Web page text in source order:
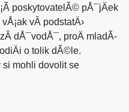
poskytovatelÃ© pÅ¯jÄek
vÂ podstatÄ›
dÅ¯vodÅ¯, proÄ mladÃ­
o tolik dÃ©le.
si mohli dovolit se